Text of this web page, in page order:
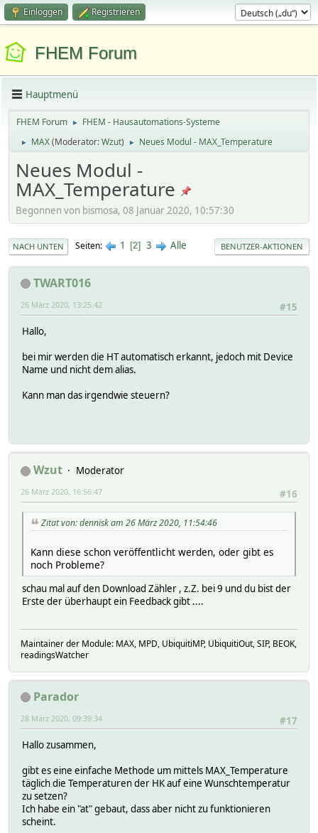
Einloggen Registrieren
FHEM Forum
Hauptmenü
FHEM Forum ► FHEM - Hausautomations-Systeme
► MAX(Moderator:Wzut) ► Neues Modul - MAX_Temperature
Neues Modul -
MAX_Temperature
Begonnen von bismosa, 08 Januar 2020, 10:57:30
NACH UNTEN Seiten 1 2 3 Alle BENUTZER-AKTIONEN
TWART016
#15
26 März 2020, 13:25:42
Hallo,
bei mir werden die HT automatisch erkannt, jedoch mit Device
Name und nicht dem alias.
Kann man das irgendwie steuern?
Wzut
Moderator
#16
26 März 2020, 16:56:47
Zitat von: dennisk am 26 März 2020, 11:54:46
Kann diese schon veröffentlicht werden, oder gibt es
noch Probleme?
schau mal auf den Download Zähler , z.Z. bei 9 und du bist der
Erste der überhaupt ein Feedback gibt ....
Maintainer der Module: MAX, MPD, UbiquitiMP, UbiquitiOut, SIP, BEOK,
readingsWatcher
Parador
#17
28 März 2020, 09:39:34
Hallo zusammen,
gibt es eine einfache Methode um mittels MAX_Temperature
täglich die Temperaturen der HK auf eine Wunschtemperatur
zu setzen?
Ich habe ein "at" gebaut, dass aber nicht zu funktionieren
scheint.